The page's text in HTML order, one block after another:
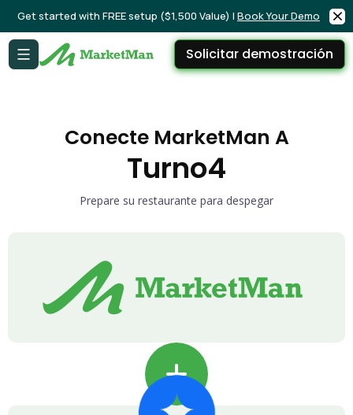
Get started with FREE setup ($1,500 Value) | Book Your Demo
Solicitar demostración
Conecte MarketMan A
Turno4
Prepare su restaurante para despegar
+